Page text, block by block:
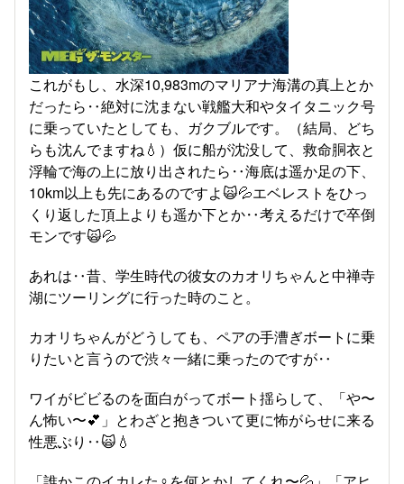
これがもし、水深10,983mのマリアナ海溝の真上とか
だったら‥絶対に沈まない戦艦大和やタイタニック号
に乗っていたとしても、ガクブルです。（結局、どち
らも沈んでますね💧）仮に船が沈没して、救命胴衣と
浮輪で海の上に放り出されたら‥海底は遥か足の下、
10km以上も先にあるのですよ🙀💦エベレストをひっ
くり返した頂上よりも遥か下とか‥考えるだけで卒倒
モンです🙀💦
あれは‥昔、学生時代の彼女のカオリちゃんと中禅寺
湖にツーリングに行った時のこと。
カオリちゃんがどうしても、ペアの手漕ぎボートに乗
りたいと言うので渋々一緒に乗ったのですが‥
ワイがビビるのを面白がってボート揺らして、「や〜
ん怖い〜💕」とわざと抱きついて更に怖がらせに来る
性悪ぶり‥🙀💧